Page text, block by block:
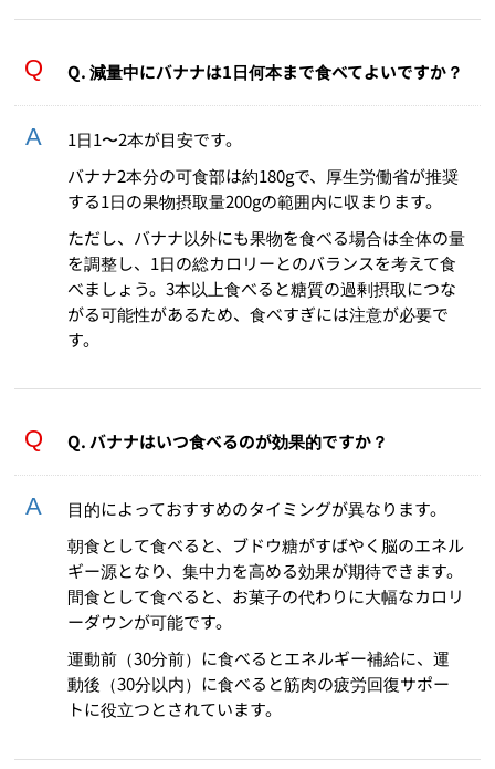
Q. 減量中にバナナは1日何本まで食べてよいですか？
1日1〜2本が目安です。
バナナ2本分の可食部は約180gで、厚生労働省が推奨
する1日の果物摂取量200gの範囲内に収まります。
ただし、バナナ以外にも果物を食べる場合は全体の量
を調整し、1日の総カロリーとのバランスを考えて食
べましょう。3本以上食べると糖質の過剰摂取につな
がる可能性があるため、食べすぎには注意が必要で
す。
Q. バナナはいつ食べるのが効果的ですか？
目的によっておすすめのタイミングが異なります。
朝食として食べると、ブドウ糖がすばやく脳のエネル
ギー源となり、集中力を高める効果が期待できます。
間食として食べると、お菓子の代わりに大幅なカロリ
ーダウンが可能です。
運動前（30分前）に食べるとエネルギー補給に、運
動後（30分以内）に食べると筋肉の疲労回復サポー
トに役立つとされています。